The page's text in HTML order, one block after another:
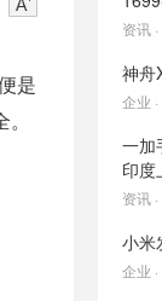
是
资讯
神舟
企业
一加
印度
资讯
小米
企业